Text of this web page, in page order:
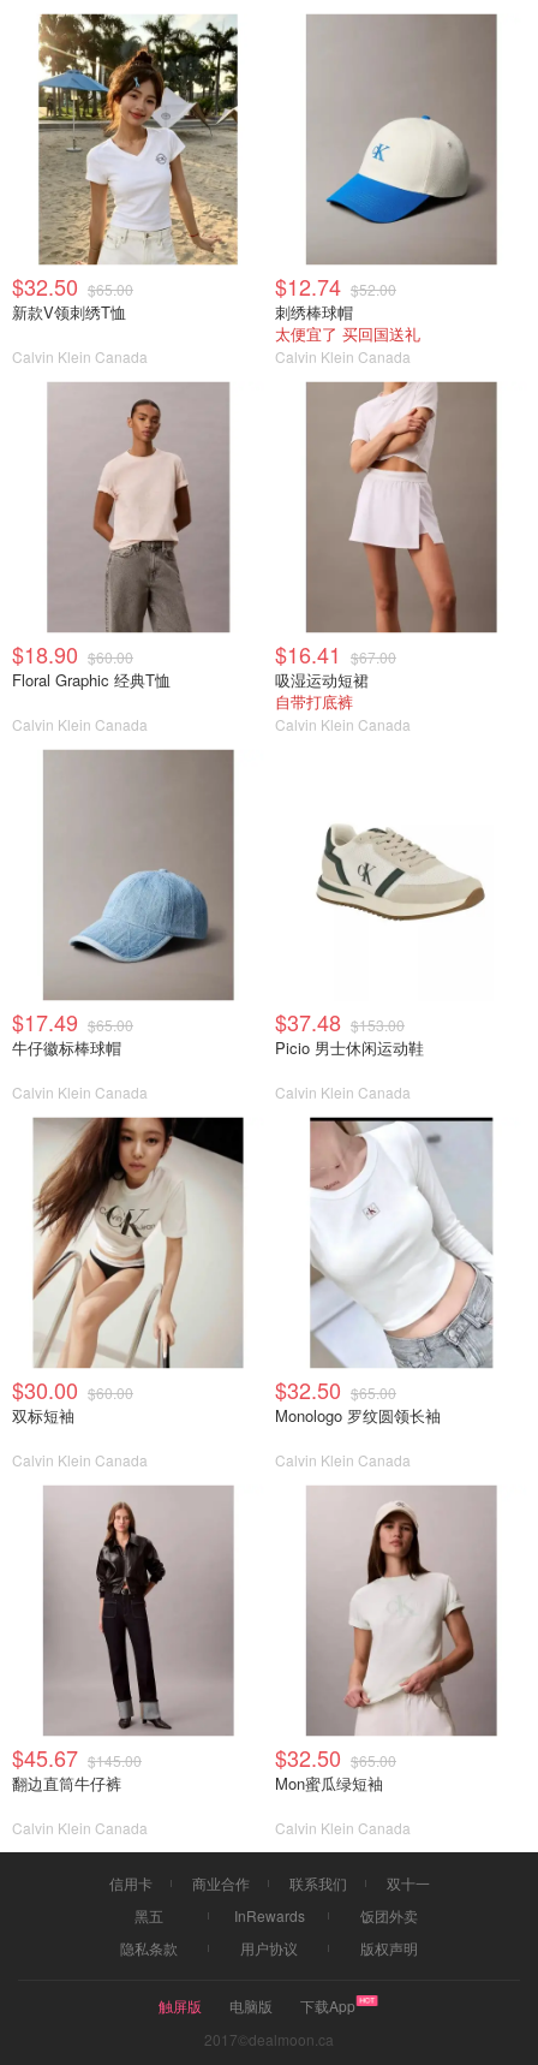
$32.50 $65.00
新款V领刺绣T恤
Calvin Klein Canada
$12.74 $52.00
刺绣棒球帽
太便宜了 买回国送礼
Calvin Klein Canada
$18.90 $60.00
Floral Graphic 经典T恤
Calvin Klein Canada
$16.41 $67.00
吸湿运动短裙
自带打底裤
Calvin Klein Canada
$17.49 $65.00
牛仔徽标棒球帽
Calvin Klein Canada
$37.48 $153.00
Picio 男士休闲运动鞋
Calvin Klein Canada
$30.00 $60.00
双标短袖
Calvin Klein Canada
$32.50 $65.00
Monologo 罗纹圆领长袖
Calvin Klein Canada
$45.67 $145.00
翻边直筒牛仔裤
Calvin Klein Canada
$32.50 $65.00
Mon蜜瓜绿短袖
Calvin Klein Canada
信用卡 商业合作 联系我们
双十一
黑五
InRewards
饭团外卖
隐私条款
用户协议 版权声明
触屏版 电脑版
下载App
2017©dealmoon.ca